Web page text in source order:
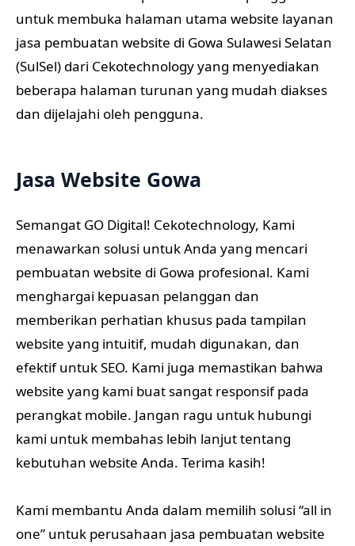
untuk membuka halaman utama website layanan
jasa pembuatan website di Gowa Sulawesi Selatan
(SulSel) dari Cekotechnology yang menyediakan
beberapa halaman turunan yang mudah diakses
dan dijelajahi oleh pengguna.
Jasa Website Gowa
Semangat GO Digital! Cekotechnology, Kami
menawarkan solusi untuk Anda yang mencari
pembuatan website di Gowa profesional. Kami
menghargai kepuasan pelanggan dan
memberikan perhatian khusus pada tampilan
website yang intuitif, mudah digunakan, dan
efektif untuk SEO. Kami juga memastikan bahwa
website yang kami buat sangat responsif pada
perangkat mobile. Jangan ragu untuk hubungi
kami untuk membahas lebih lanjut tentang
kebutuhan website Anda. Terima kasih!
Kami membantu Anda dalam memilih solusi “all in
one” untuk perusahaan jasa pembuatan website